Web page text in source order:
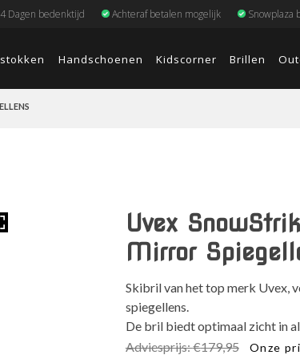
Dagen bedenktijd Achteraf betalen mogelijk Snowplaza
Handschoenen Kidscorner Brillen
Uvex
Mirror
Skibril van het top merk Uvex,
spiegellens.
De bril biedt optimaal zicht in
Adviesprijs:€179,95 Onze